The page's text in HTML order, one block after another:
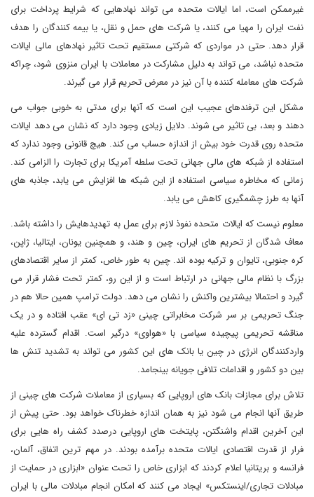
غیرممکن است، اما ایالات متحده می تواند نهادهایی که شرایط پرداخت برای
نفت ایران را مهیا می کنند، یا شرکت های حمل و نقل، یا بیمه کنندگان را هدف
قرار دهد. حتی در مواردی که شرکتی مستقیم تحت تاثیر نهادهای مالی ایالات
متحده نباشد، می تواند به دلیل مشارکت در معاملات با ایران منزوی شود، چراکه
شرکت های معامله کننده با آن نیز در معرض تحریم قرار می گیرند.
مشکل این ترفندهای عجیب این است که آنها برای مدتی به خوبی جواب می
دهند و بعد، بی تاثیر می شوند. دلایل زیادی وجود دارد که نشان می دهد ایالات
متحده روی قدرت خود بیش از اندازه حساب می کند. هیچ قانونی وجود ندارد که
استفاده از شبکه های مالی جهانی تحت سلطه آمریکا برای تجارت را الزامی کند.
زمانی که مخاطره سیاسی استفاده از این شبکه ها افزایش می یابد، جاذبه های
آنها به طرز چشمگیری کاهش می یابد.
معلوم نیست که ایالات متحده نفوذ لازم برای عمل به تهدیدهایش را داشته باشد.
معاف شدگان از تحریم های ایران، چین و هند، و همچنین یونان، ایتالیا، ژاپن،
کره جنوبی، تایوان و ترکیه بوده اند. چین به طور خاص، کمتر از سایر اقتصادهای
بزرگ با نظام مالی جهانی در ارتباط است و از این رو، کمتر تحت فشار قرار می
گیرد و احتمالا بیشترین واکنش را نشان می دهد. دولت ترامپ همین حالا هم در
جنگ تحریمی بر سر شرکت مخابراتی چینی «زد تی ای» عقب افتاده و در یک
مناقشه تحریمی پیچیده سیاسی با «هواوی» درگیر است. اقدام گسترده علیه
واردکنندگان انرژی در چین یا بانک های این کشور می تواند به تشدید تنش ها
بین دو کشور و اقدامات تلافی جویانه بینجامد.
تلاش برای مجازات بانک های اروپایی که بسیاری از معاملات شرکت های چینی از
طریق آنها انجام می شود نیز به همان اندازه خطرناک خواهد بود. حتی پیش از
این آخرین اقدام واشنگتن، پایتخت های اروپایی درصدد کشف راه هایی برای
فرار از قدرت اقتصادی ایالات متحده برآمده بودند. در مهم ترین اتفاق، آلمان،
فرانسه و بریتانیا اعلام کردند که ابزاری خاص را تحت عنوان «ابزاری در حمایت از
مبادلات تجاری/اینستکس» ایجاد می کنند که امکان انجام مبادلات مالی با ایران